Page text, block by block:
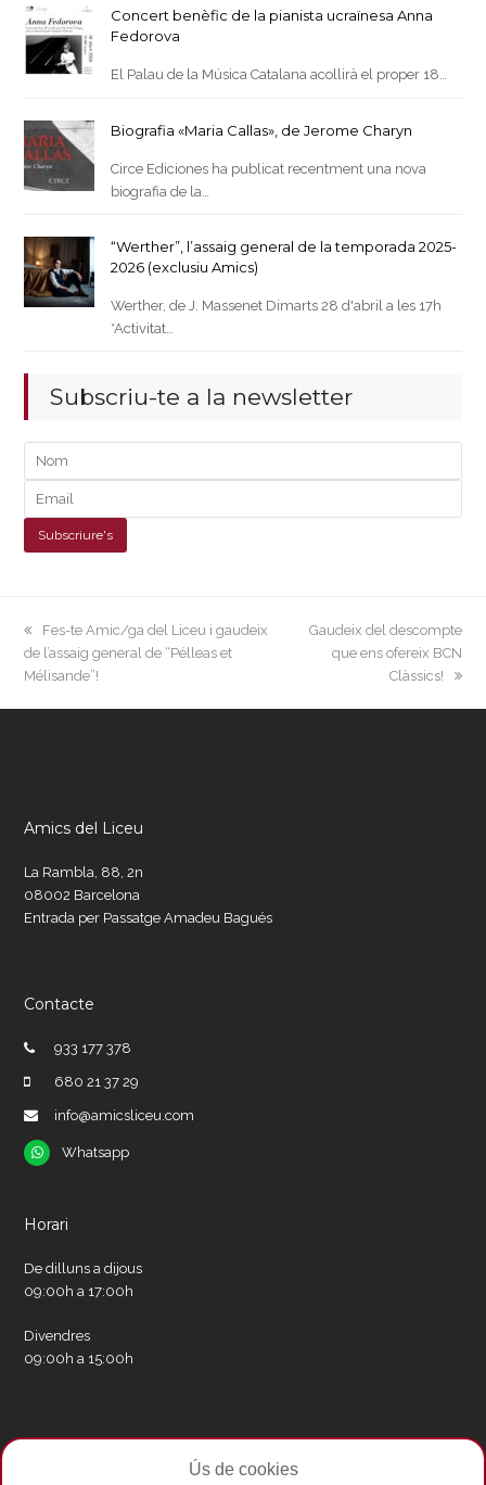
Concert benèfic de la pianista ucraïnesa Anna
Fedorova
El Palau de la Música Catalana acollirà el proper 18…
Biografia «Maria Callas», de Jerome Charyn
Circe Ediciones ha publicat recentment una nova
biografia de la…
“Werther”, l’assaig general de la temporada 2025-
2026 (exclusiu Amics)
Werther, de J. Massenet Dimarts 28 d'abril a les 17h
*Activitat…
Subscriu-te a la newsletter
previous
post:
Fes-te Amic/ga del Liceu i gaudeix
de l’assaig general de “Pélleas et
Mélisande”!
next
post:
Gaudeix del descompte
que ens ofereix BCN
Clàssics!
Amics del Liceu
La Rambla, 88, 2n
08002 Barcelona
Entrada per Passatge Amadeu Bagués
Contacte
933 177 378
680 21 37 29
info@amicsliceu.com
Whatsapp
Whatsapp
Horari
De dilluns a dijous
09:00h a 17:00h
Divendres
09:00h a 15:00h
Xarxes socials
Ús de cookies